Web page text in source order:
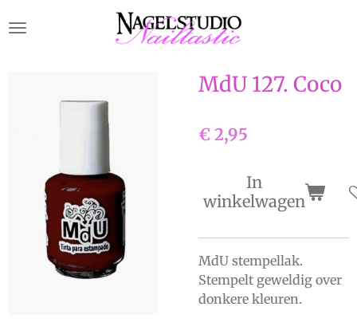
direct
MdU 127. Coco
€ 2,95
In
winkelwagen
MdU stempellak.
Stempelt geweldig over
donkere kleuren.